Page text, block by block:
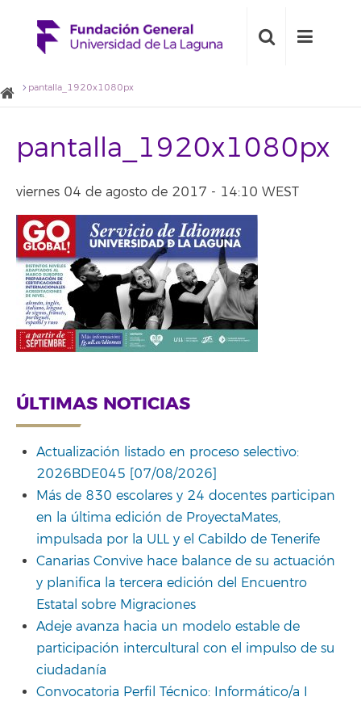
pantalla_1920x1080px
pantalla_1920x1080px
viernes 04 de agosto de 2017 - 14:10 WEST
ÚLTIMAS NOTICIAS
Actualización listado en proceso selectivo:
2026BDE045 [07/08/2026]
Más de 830 escolares y 24 docentes participan
en la última edición de ProyectaMates,
impulsada por la ULL y el Cabildo de Tenerife
Canarias Convive hace balance de su actuación
y planifica la tercera edición del Encuentro
Estatal sobre Migraciones
Adeje avanza hacia un modelo estable de
participación intercultural con el impulso de su
ciudadanía
Convocatoria Perfil Técnico: Informático/a I